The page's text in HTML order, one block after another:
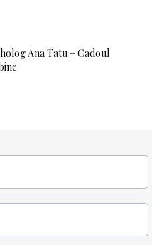
Ana Tatu – Cadoul